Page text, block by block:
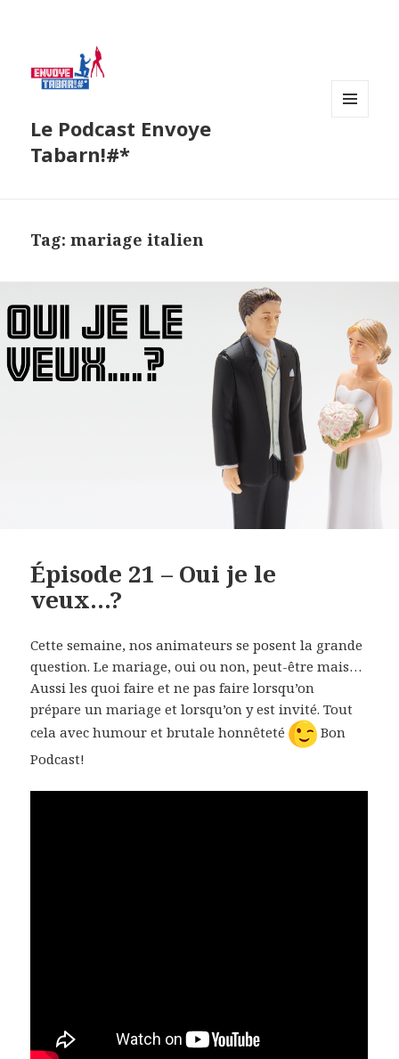
Le Podcast Envoye
Tabarn!#*
Tag:mariage italien
Épisode 21 – Oui je le
veux…?
Cette semaine, nos animateurs se posent la grande
question. Le mariage, oui ou non, peut-être mais…
Aussi les quoi faire et ne pas faire lorsqu’on
prépare un mariage et lorsqu’on y est invité. Tout
cela avec humour et brutale honnêteté
Bon
Podcast!